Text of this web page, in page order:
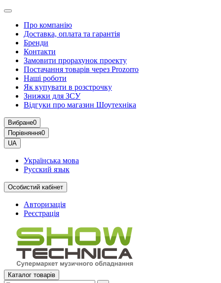
Про компанію
Доставка, оплата та гарантія
Бренди
Контакти
Замовити прорахунок проекту
Постачання товарів через Prozorro
Наші роботи
Як купувати в розстрочку
Знижки для ЗСУ
Відгуки про магазин Шоутехнiка
Вибране0
Порівняння0
UA
Українська мова
Русский язык
Особистий кабінет
Авторизація
Реєстрація
Каталог товарів